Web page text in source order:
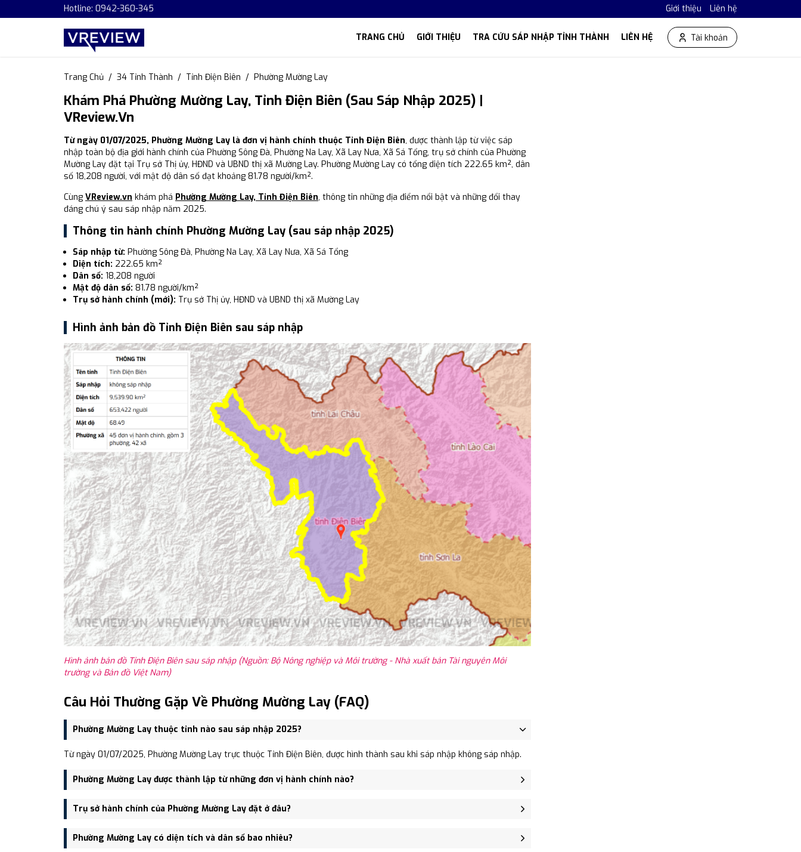
Hotline: 0942-360-345 Giới thiệu Liên hệ
TRANG CHỦ GIỚI THIỆU TRA CỨU SÁP NHẬP TỈNH THÀNH LIÊN HỆ Tài khoản
Trang Chủ 34 Tỉnh Thành Tỉnh Điện Biên Phường Mường Lay
Khám Phá Phường Mường Lay, Tỉnh Điện Biên (Sau Sáp Nhập 2025) |
VReview.vn
Từ ngày 01/07/2025, Phường Mường Lay là đơn vị hành chính thuộc Tỉnh Điện Biên, được thành lập từ việc sáp
nhập toàn bộ địa giới hành chính của Phường Sông Đà, Phường Na Lay, Xã Lay Nưa, Xã Sá Tổng, trụ sở chính của Phường
Mường Lay đặt tại Trụ sở Thị ủy, HĐND và UBND thị xã Mường Lay. Phường Mường Lay có tổng diện tích 222.65 km², dân
số 18,208 người, với mật độ dân số đạt khoảng 81.78 người/km².
Cùng VReview.vn khám phá Phường Mường Lay, Tỉnh Điện Biên, thông tin những địa điểm nổi bật và những đổi thay
đáng chú ý sau sáp nhập năm 2025.
Thông tin hành chính Phường Mường Lay (sau sáp nhập 2025)
Sáp nhập từ: Phường Sông Đà, Phường Na Lay, Xã Lay Nưa, Xã Sá Tổng
Diện tích: 222.65 km²
Dân số: 18,208 người
Mật độ dân số: 81.78 người/km²
Trụ sở hành chính (mới): Trụ sở Thị ủy, HĐND và UBND thị xã Mường Lay
Hình ảnh bản đồ Tỉnh Điện Biên sau sáp nhập
Hình ảnh bản đồ Tỉnh Điện Biên sau sáp nhập (Nguồn: Bộ Nông nghiệp và Môi trường - Nhà xuất bản Tài nguyên Môi
trường và Bản đồ Việt Nam)
Câu Hỏi Thường Gặp Về Phường Mường Lay (FAQ)
Phường Mường Lay thuộc tỉnh nào sau sáp nhập 2025?
Từ ngày 01/07/2025, Phường Mường Lay trực thuộc Tỉnh Điện Biên, được hình thành sau khi sáp nhập không sáp nhập.
Phường Mường Lay được thành lập từ những đơn vị hành chính nào?
Phường Mường Lay được thành lập trên cơ sở sáp nhập Phường Sông Đà, Phường Na Lay, Xã Lay Nưa, Xã Sá Tổng.
Trụ sở hành chính của Phường Mường Lay đặt ở đâu?
Trụ sở hành chính mới của Phường Mường Lay đặt tại Trụ sở Thị ủy, HĐND và UBND thị xã Mường Lay - trung tâm khu
vực thuận tiện giao thông.
Phường Mường Lay có diện tích và dân số bao nhiêu?